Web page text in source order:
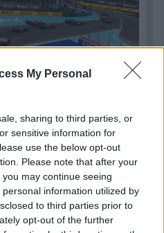
My Personal
sharing to third parties, or
sensitive information for
use the below opt-out
Please note that after your
may continue seeing
information utilized by
to third parties prior to
opt-out of the further
csak még erősebbé vált a